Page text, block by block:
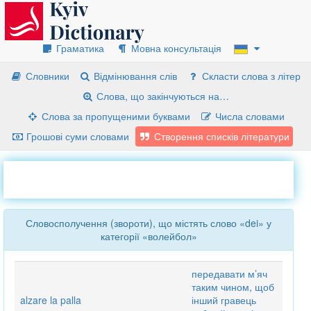
Граматика
Мовна консультація
Словники
Відмінювання слів
Скласти слова з літер
Слова, що закінчуються на…
Слова за пропущеними буквами
Числа словами
Грошові суми словами
Створення списків літератури
Словосполучення (звороти), що містять слово «dei» у
категорії «волейбол»
alzare la palla
передавати м’яч
таким чином, щоб
інший гравець